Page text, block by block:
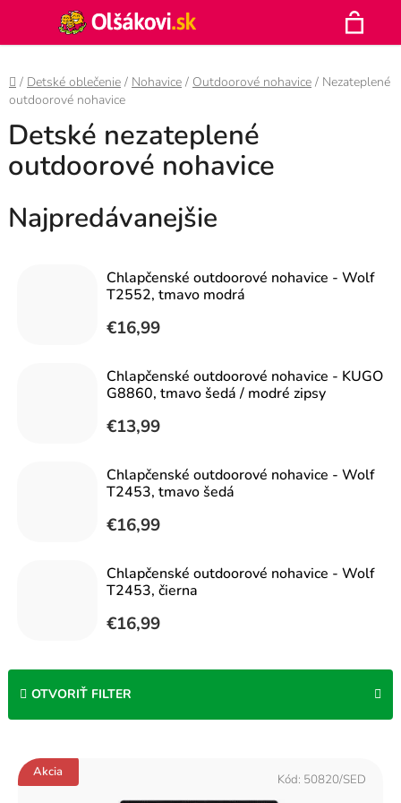
obsah
Hľadať
Domov
/ Detské oblečenie / Nohavice / Outdoorové nohavice / Nezateplené
outdoorové nohavice
Detské nezateplené
outdoorové nohavice
Najpredávanejšie
Chlapčenské outdoorové nohavice - Wolf
T2552, tmavo modrá
€16,99
Chlapčenské outdoorové nohavice - KUGO
G8860, tmavo šedá / modré zipsy
€13,99
Chlapčenské outdoorové nohavice - Wolf
T2453, tmavo šedá
€16,99
Chlapčenské outdoorové nohavice - Wolf
T2453, čierna
€16,99
OTVORIŤ FILTER
ý
Akcia Kód: 50820/SED